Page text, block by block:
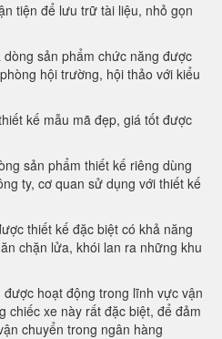
tiện để lưu trữ tài liệu, nhỏ gọn
dòng sản phẩm chức năng được
hội trường, hội thảo với kiểu
kế mẫu mã đẹp, giá tốt được
sản phẩm thiết kế riêng dùng
ty, cơ quan sử dụng với thiết kế
thiết kế đặc biệt có khả năng
chặn lửa, khói lan ra những khu
được hoạt động trong lĩnh vực vận
chiếc xe này rất đặc biệt, để đảm
chuyển trong ngân hàng